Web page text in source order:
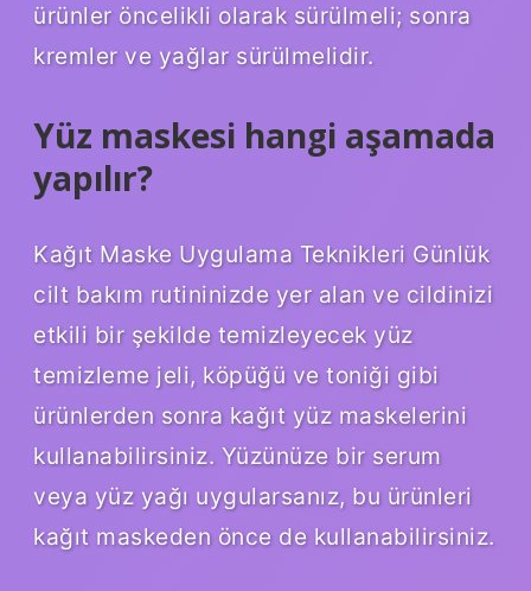
ürünler öncelikli olarak sürülmeli; sonra
kremler ve yağlar sürülmelidir.
Yüz maskesi hangi aşamada
yapılır?
Kağıt Maske Uygulama Teknikleri Günlük
cilt bakım rutininizde yer alan ve cildinizi
etkili bir şekilde temizleyecek yüz
temizleme jeli, köpüğü ve toniği gibi
ürünlerden sonra kağıt yüz maskelerini
kullanabilirsiniz. Yüzünüze bir serum
veya yüz yağı uygularsanız, bu ürünleri
kağıt maskeden önce de kullanabilirsiniz.